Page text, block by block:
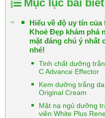
Mục lục bài biết
Hiểu về độ uy tín
Khoẻ Đẹp khám phá
mặt đáng chú ý nhất
nhé!
Tinh chất dưỡng
C Advance Effector
Kem dưỡng trắng
Original Cream
Mặt nạ ngủ dưỡng
viên White Plus